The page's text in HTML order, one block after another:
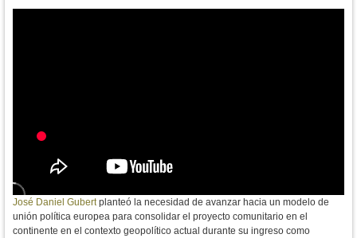
José Daniel Gubert planteó la necesidad de avanzar hacia un modelo de
unión política europea para consolidar el proyecto comunitario en el
continente en el contexto geopolítico actual durante su ingreso como